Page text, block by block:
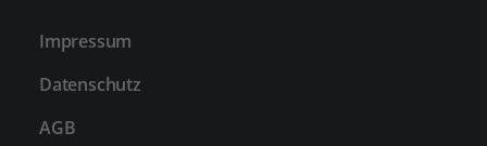
Impressum
Datenschutz
AGB